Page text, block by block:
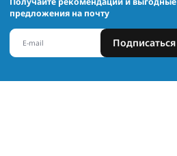
предложения на почту
Подписаться